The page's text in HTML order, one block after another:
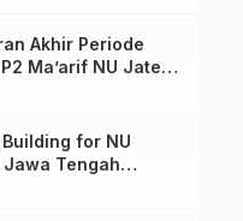
Akhir Periode
Ma’arif NU Jateng
Link and Match
for NU
Jawa Tengah
Jalan Menuju